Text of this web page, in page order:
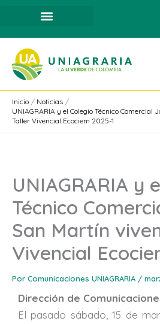
contenido
Inicio
Noticias
UNIAGRARIA y el Colegio Técnico Comercial
Taller Vivencial Ecociem 2025-1
UNIAGRARIA y
Técnico
San Martín
Vivencial
Por Comunicaciones UNIAGRARIA /
Dirección de
El pasado sábado, 15 de